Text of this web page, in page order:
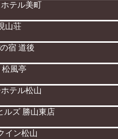
テル美町
山荘
宿 道後
松風亭
テル松山
ルズ 勝山東店
イン松山